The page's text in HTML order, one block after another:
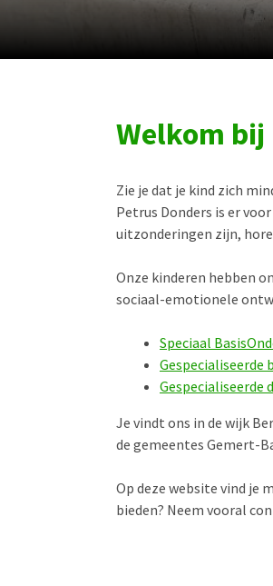
Welkom bij
Zie je dat je kind zich
Petrus Donders is er
uitzonderingen zijn,
Onze kinderen hebben
sociaal-emotionele
Speciaal
Gespecialiseerde
Gespecialiseerde
Je vindt ons in de wijk
de gemeentes Gemert-
Op deze website vind je
bieden? Neem vooral